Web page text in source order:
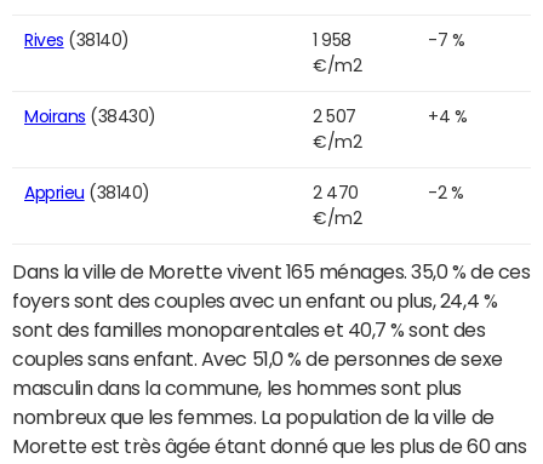
Rives (38140)
1 958
€/m2
-7 %
Moirans (38430)
2 507
€/m2
+4 %
Apprieu (38140)
2 470
€/m2
-2 %
Dans la ville de Morette vivent 165 ménages. 35,0 % de ces
foyers sont des couples avec un enfant ou plus, 24,4 %
sont des familles monoparentales et 40,7 % sont des
couples sans enfant. Avec 51,0 % de personnes de sexe
masculin dans la commune, les hommes sont plus
nombreux que les femmes. La population de la ville de
Morette est très âgée étant donné que les plus de 60 ans